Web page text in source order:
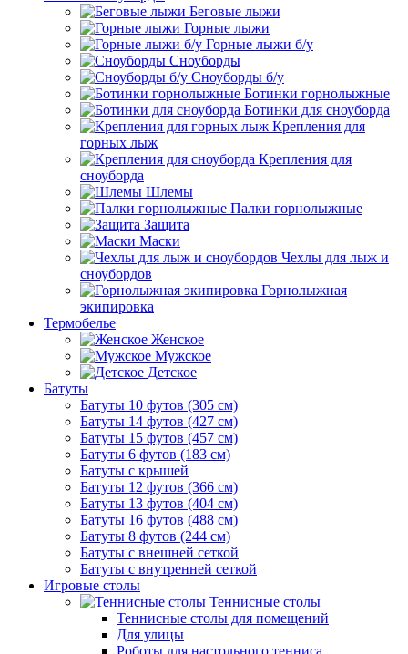
Беговые лыжи
Горные лыжи
Горные лыжи б/у
Сноуборды
Сноуборды б/у
Ботинки горнолыжные
Ботинки для сноуборда
Крепления для
горных лыж
Крепления для
сноуборда
Шлемы
Палки горнолыжные
Защита
Маски
Чехлы для лыж и
сноубордов
Горнолыжная
экипировка
Термобелье
Женское
Мужское
Детское
Батуты
Батуты 10 футов (305 см)
Батуты 14 футов (427 см)
Батуты 15 футов (457 см)
Батуты 6 футов (183 см)
Батуты с крышей
Батуты 12 футов (366 см)
Батуты 13 футов (404 см)
Батуты 16 футов (488 см)
Батуты 8 футов (244 см)
Батуты с внешней сеткой
Батуты с внутренней сеткой
Игровые столы
Теннисные столы
Теннисные столы для помещений
Для улицы
Роботы для настольного тенниса